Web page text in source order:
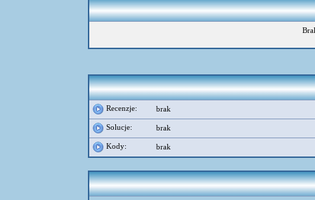
Recenzje: brak
Solucje: brak
Kody: brak